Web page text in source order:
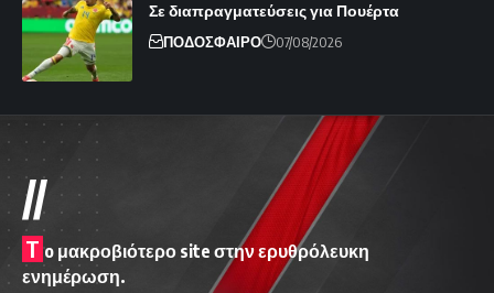
Σε διαπραγματεύσεις για Πουέρτα
ΠΟΔΟΣΦΑΙΡΟ 07/08/2026
//
T o μακροβιότερο site στην ερυθρόλευκη
ενημέρωση.